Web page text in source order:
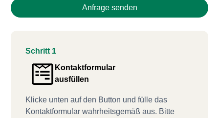
Anfrage senden
Schritt 1
Kontaktformular
ausfüllen
Klicke unten auf den Button und fülle das
Kontaktformular wahrheitsgemäß aus. Bitte